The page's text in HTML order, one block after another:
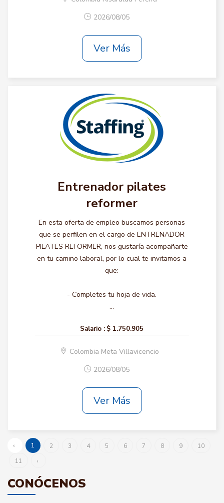
2026/08/05
Ver Más
Entrenador pilates
reformer
En esta oferta de empleo buscamos personas
que se perfilen en el cargo de ENTRENADOR
PILATES REFORMER, nos gustaría acompañarte
en tu camino laboral, por lo cual te invitamos a
que:
- Completes tu hoja de vida.
...
Salario : $ 1.750.905
Colombia Meta Villavicencio
2026/08/05
Ver Más
‹ 1 2 3 4 5 6 7 8 9
10
11
›
CONÓCENOS